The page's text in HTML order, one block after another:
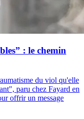
: le chemin
du viol qu'elle
paru chez Fayard en
offrir un message